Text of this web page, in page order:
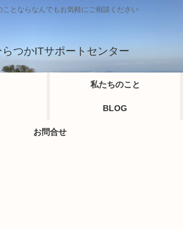
ことならなんでもお気軽にご相談ください
つかITサポートセンター
私たちのこと
BLOG
お問合せ